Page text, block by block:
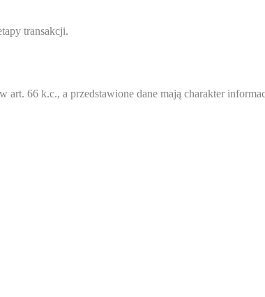
transakcji.
66 k.c., a przedstawione dane mają charakter